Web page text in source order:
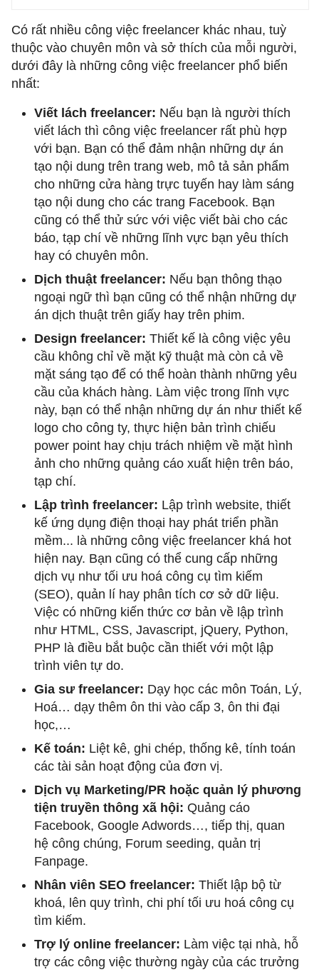
Có rất nhiều công việc freelancer khác nhau, tuỳ
thuộc vào chuyên môn và sở thích của mỗi người,
dưới đây là những công việc freelancer phổ biến
nhất:
Viết lách freelancer: Nếu bạn là người thích
viết lách thì công việc freelancer rất phù hợp
với bạn. Bạn có thể đảm nhận những dự án
tạo nội dung trên trang web, mô tả sản phẩm
cho những cửa hàng trực tuyến hay làm sáng
tạo nội dung cho các trang Facebook. Bạn
cũng có thể thử sức với việc viết bài cho các
báo, tạp chí về những lĩnh vực bạn yêu thích
hay có chuyên môn.
Dịch thuật freelancer: Nếu bạn thông thạo
ngoại ngữ thì bạn cũng có thể nhận những dự
án dịch thuật trên giấy hay trên phim.
Design freelancer: Thiết kế là công việc yêu
cầu không chỉ về mặt kỹ thuật mà còn cả về
mặt sáng tạo để có thể hoàn thành những yêu
cầu của khách hàng. Làm việc trong lĩnh vực
này, bạn có thể nhận những dự án như thiết kế
logo cho công ty, thực hiện bản trình chiếu
power point hay chịu trách nhiệm về mặt hình
ảnh cho những quảng cáo xuất hiện trên báo,
tạp chí.
Lập trình freelancer: Lập trình website, thiết
kế ứng dụng điện thoại hay phát triển phần
mềm... là những công việc freelancer khá hot
hiện nay. Bạn cũng có thể cung cấp những
dịch vụ như tối ưu hoá công cụ tìm kiếm
(SEO), quản lí hay phân tích cơ sở dữ liệu.
Việc có những kiến thức cơ bản về lập trình
như HTML, CSS, Javascript, jQuery, Python,
PHP là điều bắt buộc cần thiết với một lập
trình viên tự do.
Gia sư freelancer: Dạy học các môn Toán, Lý,
Hoá… dạy thêm ôn thi vào cấp 3, ôn thi đại
học,…
Kế toán: Liệt kê, ghi chép, thống kê, tính toán
các tài sản hoạt động của đơn vị.
Dịch vụ Marketing/PR hoặc quản lý phương
tiện truyền thông xã hội: Quảng cáo
Facebook, Google Adwords…, tiếp thị, quan
hệ công chúng, Forum seeding, quản trị
Fanpage.
Nhân viên SEO freelancer: Thiết lập bộ từ
khoá, lên quy trình, chi phí tối ưu hoá công cụ
tìm kiếm.
Trợ lý online freelancer: Làm việc tại nhà, hỗ
trợ các công việc thường ngày của các trưởng